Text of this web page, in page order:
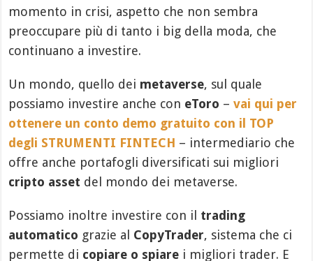
momento in crisi, aspetto che non sembra
preoccupare più di tanto i big della moda, che
continuano a investire.
Un mondo, quello dei metaverse, sul quale
possiamo investire anche con eToro –vai qui per
ottenere un conto demo gratuito con il TOP
degli STRUMENTI FINTECH – intermediario che
offre anche portafogli diversificati sui migliori
cripto asset del mondo dei metaverse.
Possiamo inoltre investire con il trading
automatico grazie al CopyTrader, sistema che ci
permette di copiare o spiare i migliori trader. E